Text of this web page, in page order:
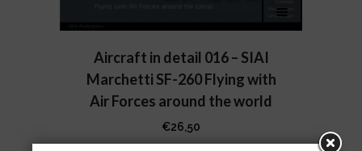
Aircraft in detail 016 – SIAI
Marchetti SF-260 Flying with
Air Forces around the world
€26,50